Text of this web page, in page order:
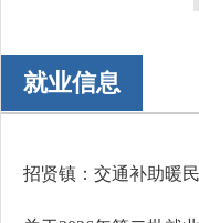
就业信息